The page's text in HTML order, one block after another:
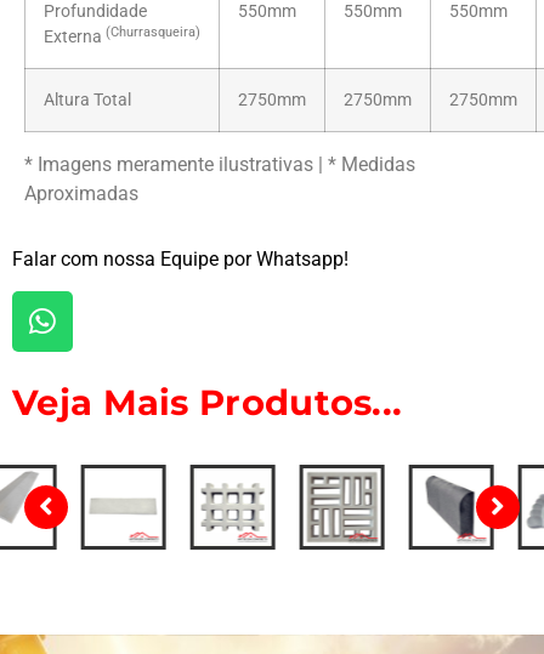
Profundidade
Externa (Churrasqueira)
550mm 550mm 550mm
Altura Total 2750mm 2750mm 2750mm
* Imagens meramente ilustrativas | * Medidas
Aproximadas
Falar com nossa Equipe por Whatsapp!
Veja Mais Produtos...